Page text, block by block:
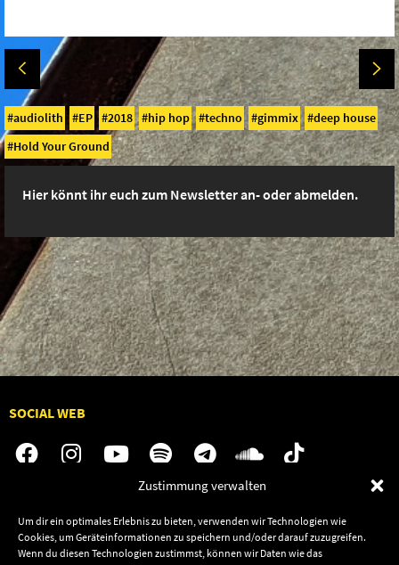
Zustimmung verwalten
Um dir ein optimales Erlebnis zu bieten, verwenden wir Technologien wie
Cookies, um Geräteinformationen zu speichern und/oder darauf zuzugreifen.
Wenn du diesen Technologien zustimmst, können wir Daten wie das
audiolith EP 2018 hip hop techno gimmix
deep house
Hold Your Ground
Hier könnt ihr euch zum Newsletter an- oder abmelden.
SOCIAL WEB
Audiolith
News
Kontakt